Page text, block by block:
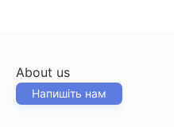
About us
Напишіть нам